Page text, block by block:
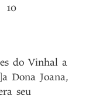
10
do Vinhal a
Dona Joana,
seu